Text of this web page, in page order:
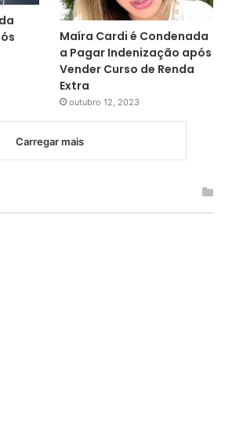
Maíra Cardi é Condenada
a Pagar Indenização após
Vender Curso de Renda
Extra
outubro 12, 2023
Carregar mais